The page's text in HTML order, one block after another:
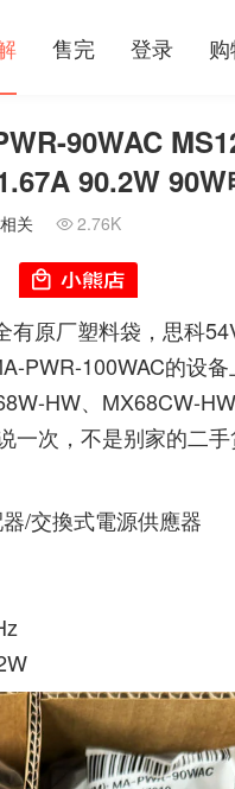
售完 登录
90WAC
90.2W
关  2.76K
原厂塑料袋，思科
PWR-100WAC的设
HW、MX68CW-
次，不是别家的二
/交換式電源供應器